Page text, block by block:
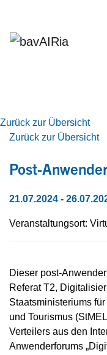
Zurück zur Übersicht
Post-
21.07.2024 -
Veranstaltungsort:
Dieser post-
Referat T2,
Staatsministeriums
und Tourismus
Verteilers aus den
Anwenderforums
Zurück zur Übersicht